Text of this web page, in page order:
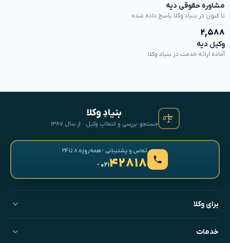
مشاوره حقوقی دیه
تا کنون در بنیاد وکلا پاسخ داده شده
۲,۵۸۸
وکیل دیه
آماده ارائه خدمت در بنیاد وکلا
بنیادِ وکلا
جستجو، بررسی و انتخابِ وکیل · از سال ۱۳۸۷
تماس و پشتیبانی · همه‌روزه ۸ تا ۲۴
۴۲۸۱۸- ۰۲۱
برای وکلا
خدمات